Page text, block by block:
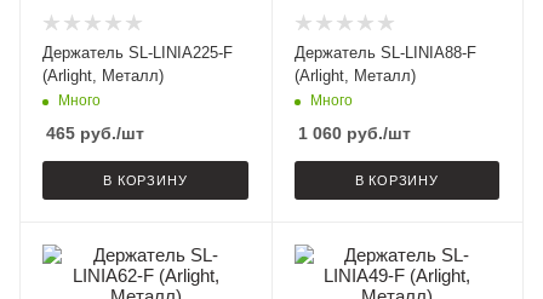
Держатель SL-LINIA225-F
(Arlight, Металл)
Много
465 руб./шт
В КОРЗИНУ
Держатель SL-LINIA88-F
(Arlight, Металл)
Много
1 060руб./шт
В КОРЗИНУ